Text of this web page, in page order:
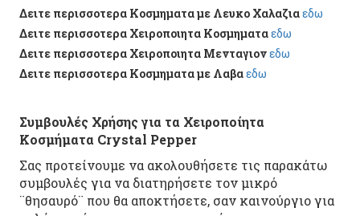
Δειτε περισσοτερα Κοσμηματα με Λευκο Χαλαζιαεδω
Δειτε περισσοτερα Χειροποιητα Κοσμηματαεδω
Δειτε περισσοτερα Χειροποιητα Μενταγιονεδω
Δειτε περισσοτερα Κοσμηματα με Λαβαεδω
Συμβουλές Χρήσης για τα Χειροποίητα
Κοσμήματα Crystal Pepper
Σας προτείνουμε να ακολουθήσετε τις παρακάτω
συμβουλές για να διατηρήσετε τον μικρό
¨θησαυρό¨ που θα αποκτήσετε, σαν καινούργιο για